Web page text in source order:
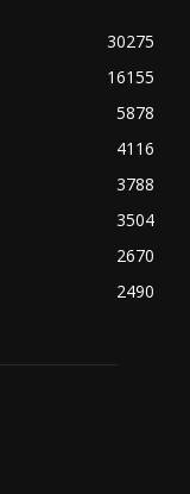
30275
16155
5878
4116
3788
3504
2670
2490